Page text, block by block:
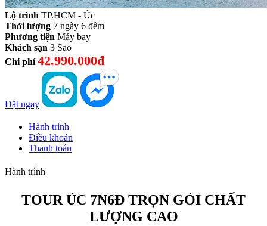
Lộ trình TP.HCM - Úc
Thời lượng 7 ngày 6 đêm
Phương tiện Máy bay
Khách sạn 3 Sao
Chi phí 42.990.000đ
Đặt ngay
Hành trình
Điều khoản
Thanh toán
Hành trình
TOUR ÚC 7N6Đ TRỌN GÓI CHẤT
LƯỢNG CAO